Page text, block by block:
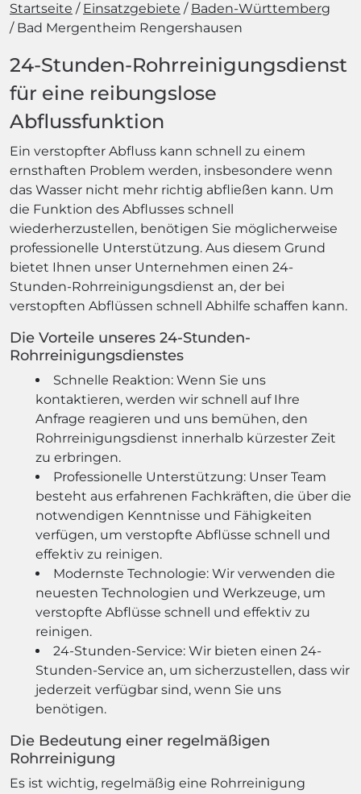
Startseite Einsatzgebiete
Baden-Württemberg
Bad Mergentheim Rengershausen
24-Stunden-Rohrreinigungsdienst
für eine reibungslose
Abflussfunktion
Ein verstopfter Abfluss kann schnell zu einem
ernsthaften Problem werden, insbesondere wenn
das Wasser nicht mehr richtig abfließen kann. Um
die Funktion des Abflusses schnell
wiederherzustellen, benötigen Sie möglicherweise
professionelle Unterstützung. Aus diesem Grund
bietet Ihnen unser Unternehmen einen 24-
Stunden-Rohrreinigungsdienst an, der bei
verstopften Abflüssen schnell Abhilfe schaffen kann.
Die Vorteile unseres 24-Stunden-
Rohrreinigungsdienstes
Schnelle Reaktion: Wenn Sie uns
kontaktieren, werden wir schnell auf Ihre
Anfrage reagieren und uns bemühen, den
Rohrreinigungsdienst innerhalb kürzester Zeit
zu erbringen.
Professionelle Unterstützung: Unser Team
besteht aus erfahrenen Fachkräften, die über die
notwendigen Kenntnisse und Fähigkeiten
verfügen, um verstopfte Abflüsse schnell und
effektiv zu reinigen.
Modernste Technologie: Wir verwenden die
neuesten Technologien und Werkzeuge, um
verstopfte Abflüsse schnell und effektiv zu
reinigen.
24-Stunden-Service: Wir bieten einen 24-
Stunden-Service an, um sicherzustellen, dass wir
jederzeit verfügbar sind, wenn Sie uns
benötigen.
Die Bedeutung einer regelmäßigen
Rohrreinigung
Es ist wichtig, regelmäßig eine Rohrreinigung